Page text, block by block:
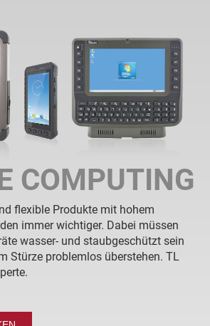
COMPUTING
flexible Produkte mit hohem
immer wichtiger. Dabei müssen
wasser- und staubgeschützt sein
Stürze problemlos überstehen. TL